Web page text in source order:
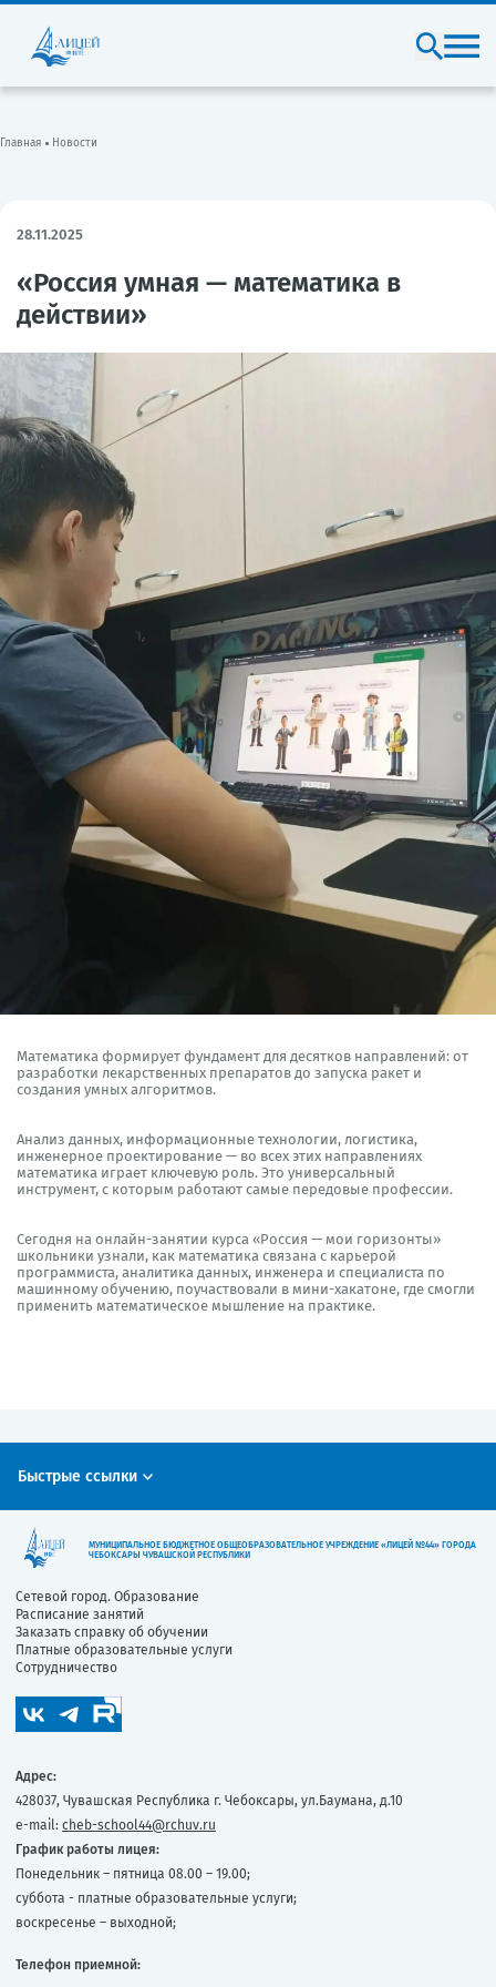
Главная Новости
28.11.2025
«Россия умная — математика в
действии»
Математика формирует фундамент для десятков направлений: от
разработки лекарственных препаратов до запуска ракет и
создания умных алгоритмов.
Анализ данных, информационные технологии, логистика,
инженерное проектирование — во всех этих направлениях
математика играет ключевую роль. Это универсальный
инструмент, с которым работают самые передовые профессии.
Сегодня на онлайн-занятии курса «Россия — мои горизонты»
школьники узнали, как математика связана с карьерой
программиста, аналитика данных, инженера и специалиста по
машинному обучению, поучаствовали в мини-хакатоне, где смогли
применить математическое мышление на практике.
Быстрые ссылки
МУНИЦИПАЛЬНОЕ БЮДЖЕТНОЕ ОБЩЕОБРАЗОВАТЕЛЬНОЕ УЧРЕЖДЕНИЕ «ЛИЦЕЙ №44» ГОРОДА
ЧЕБОКСАРЫ ЧУВАШСКОЙ РЕСПУБЛИКИ
Сетевой город. Образование
Расписание занятий
Заказать справку об обучении
Платные образовательные услуги
Сотрудничество
Адрес:
428037, Чувашская Республика г. Чебоксары, ул.Баумана, д.10
e-mail: cheb-school44@rchuv.ru
График работы лицея:
Понедельник – пятница 08.00 – 19.00;
суббота - платные образовательные услуги;
воскресенье – выходной;
Телефон приемной: